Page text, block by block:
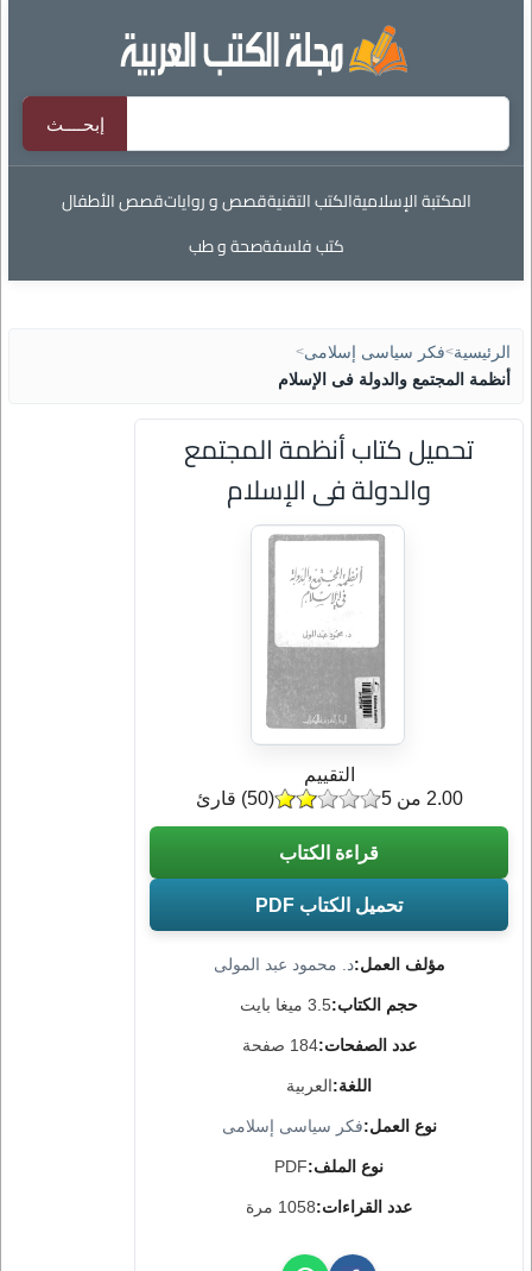
المكتبة الإسلاميةالكتب التقنيةقصص و رواياتقصص الأطفال
كتب فلسفةصحة و طب
الرئيسية>فكر سياسى إسلامى>
أنظمة المجتمع والدولة فى الإسلام
تحميل كتاب أنظمة المجتمع
والدولة فى الإسلام
مؤلف العمل:د. محمود عبد المولى
حجم الكتاب:3.5 ميغا بايت
عدد الصفحات:184 صفحة
اللغة:العربية
نوع العمل:فكر سياسى إسلامى
نوع الملف:PDF
عدد القراءات:1058 مرة
التقييم
(
50) قارئ 2.00 من 5
قراءة الكتاب
تحميل الكتاب PDF